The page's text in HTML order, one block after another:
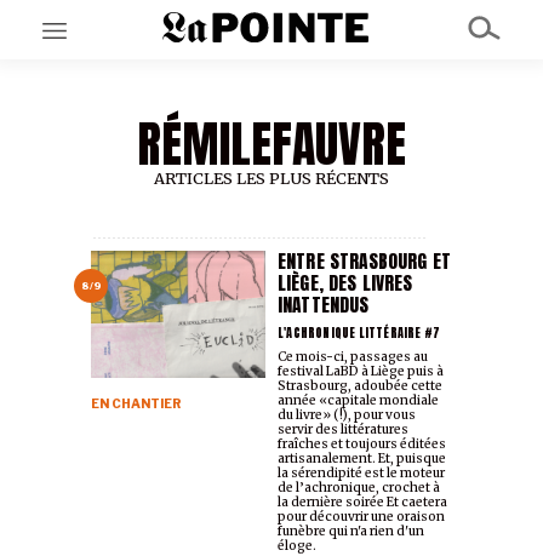
EN CE MOMENT
GRAND ANGLE
AU LARGE
À PROPOS
NOS PARTENAIRES
SOUTENEZ NOUS
RÉMILEFAUVRE
ARTICLES LES PLUS RÉCENTS
8/9
ENTRE STRASBOURG ET
LIÈGE, DES LIVRES
INATTENDUS
L'ACHRONIQUE LITTÉRAIRE #7
EN CHANTIER
Ce mois-ci, passages au
festival LaBD à Liège puis à
Strasbourg, adoubée cette
année «capitale mondiale
du livre» (!), pour vous
servir des littératures
fraîches et toujours éditées
artisanalement. Et, puisque
la sérendipité est le moteur
de l’achronique, crochet à
la dernière soirée Et caetera
pour découvrir une oraison
funèbre qui n'a rien d'un
éloge.